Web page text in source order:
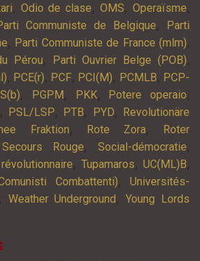
, Odio de clase,OMS,Operaïsme,
Communiste de Belgique,
Parti
, Parti Communiste de France (mlm),
Pérou, Parti Ouvrier Belge (POB),
, PCE(r), PCF, PCI(M), PCMLB, PCP-
, PGPM , PKK, Potere operaio,
, PSL/LSP, PTB, PYD,
Revolutionäre
Fraktion, Rote Zora,
Roter
Secours Rouge, Social-démocratie,
, Tupamaros, UC(ML)B,
Combattenti),Universités-
, Weather Underground ,Young Lords